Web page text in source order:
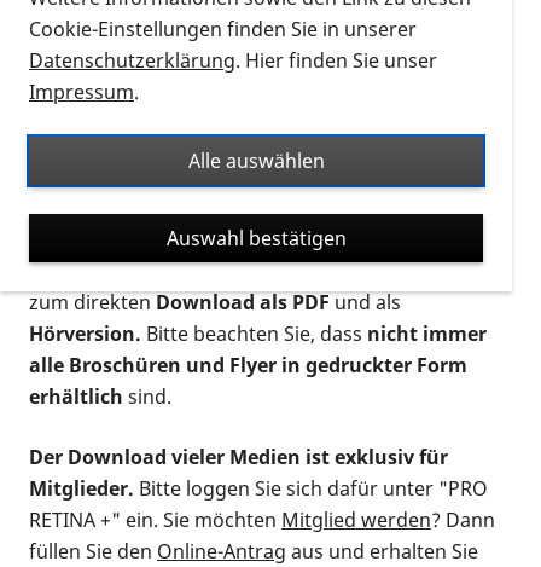
für blinde und sehbehinderte Menschen an.
Auf dieser Seite finden Sie sämtliches Infomaterial
Ort. Nutzen Sie den Formatfilter, um ausschließlich
nach Flyern und Broschüren, Audios oder Videos zu
suchen. Die meisten Flyer und Broschüren werden in
verschiedenen Formaten angeboten: zur
postalischen Bestellung als gedruckte Variante
zum direktenDownload als PDFund als
Hörversion. Bitte beachten Sie, dass nicht immer
alle Broschüren und Flyer in gedruckter Form
erhältlich sind.
Der Download vieler Medien ist exklusiv für
Mitglieder. Bitte loggen Sie sich dafür unter "PRO
RETINA +" ein. Sie möchten Mitglied werden? Dann
füllen Sie den Online-Antrag aus und erhalten Sie
Cookie-Einstellungen finden Sie in unserer
Datenschutzerklärung. Hier finden Sie unser
Impressum.
Alle auswählen
Auswahl bestätigen